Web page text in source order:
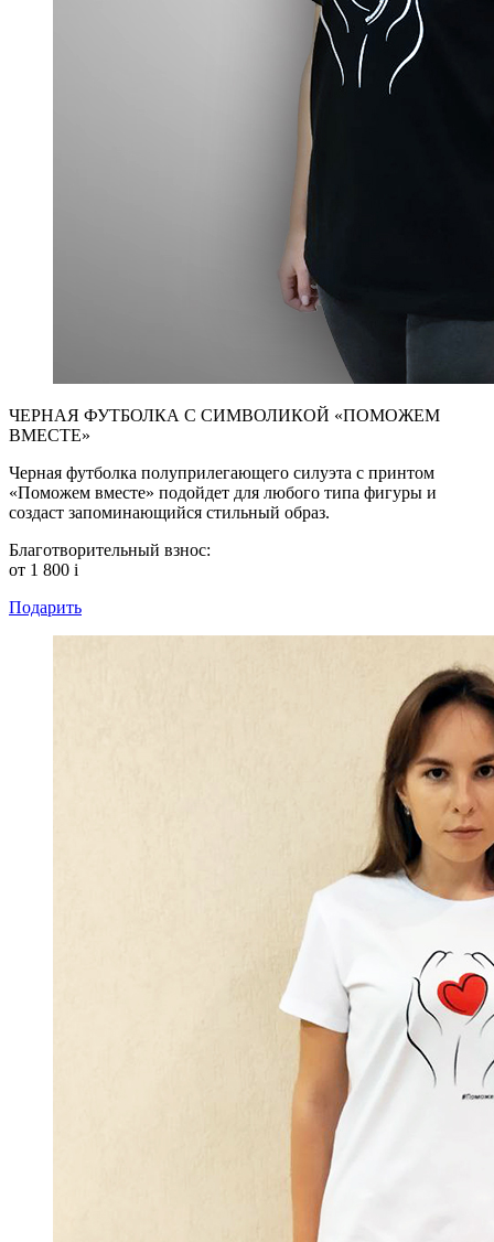
ЧЕРНАЯ ФУТБОЛКА С СИМВОЛИКОЙ «ПОМОЖЕМ
ВМЕСТЕ»
Черная футболка полуприлегающего силуэта с принтом
«Поможем вместе» подойдет для любого типа фигуры и
создаст запоминающийся стильный образ.
Благотворительный взнос:
от 1 800 i
Подарить